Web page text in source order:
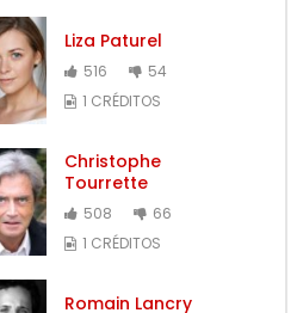
Liza Paturel
516
54
1 CRÉDITOS
Christophe
Tourrette
508
66
1 CRÉDITOS
Romain Lancry